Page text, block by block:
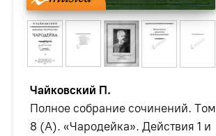
Чайковский П.
Полное собрание сочинений. Том
8 (А). «Чародейка». Действия 1 и